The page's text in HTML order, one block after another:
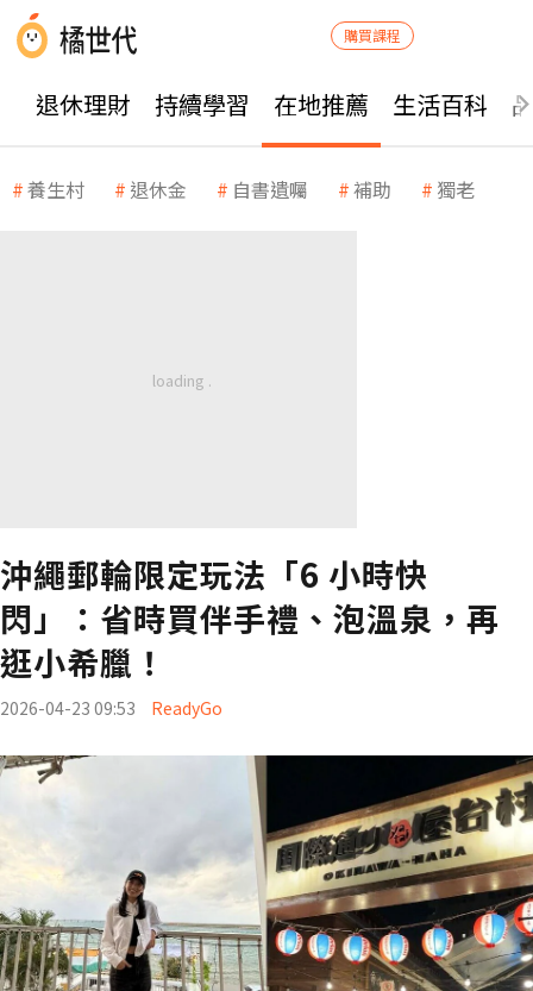
購買課程
退休理財 持續學習 在地推薦 生活百科
養生村 退休金 自書遺囑 補助 獨老
沖繩郵輪限定玩法「6 小時快
閃」：省時買伴手禮、泡溫泉，再
逛小希臘！
2026-04-23 09:53 ReadyGo